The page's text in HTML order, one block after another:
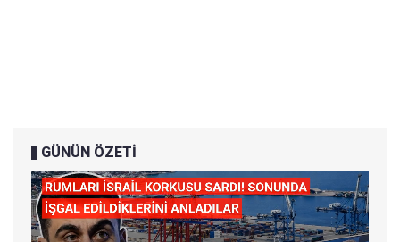
GÜNÜN ÖZETİ